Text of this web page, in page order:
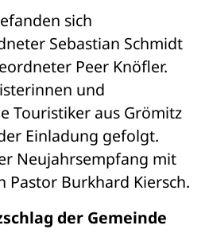
sich
Sebastian Schmidt
Peer Knöfler.
und
Touristiker aus Grömitz
Einladung gefolgt.
Neujahrsempfang mit
Pastor Burkhard Kiersch.
der Gemeinde